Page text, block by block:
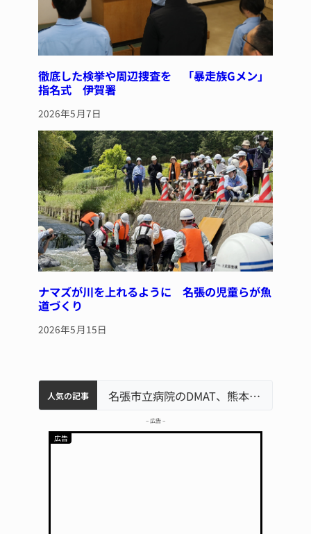
徹底した検挙や周辺捜査を 「暴走族Gメン」
指名式 伊賀署
2026年5月7日
ナマズが川を上れるように 名張の児童らが魚
道づくり
2026年5月15日
人気の記事
名張市水道料金47％値上げへ 答申案、審議会で大筋まとまる
器物損壊容疑で83歳女逮捕 伊賀署
中学校の陶壁モニュメント 地元建設会社がボランティアで清掃 伊賀 名張市立病院のDMAT、熊本地震の被災地へ 能登以来3回目の派遣
– 広告 –